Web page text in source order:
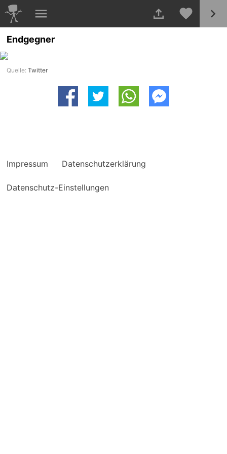
Endgegner
Quelle:Twitter
Impressum Datenschutzerklärung
Datenschutz-Einstellungen